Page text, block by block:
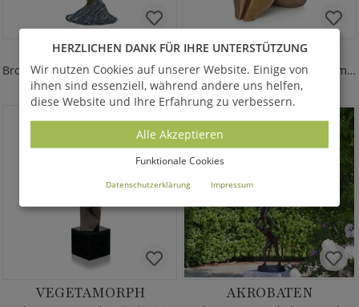
ELFORA
Bronzefrau mit flammenden Haaren
435,00 €*
MEDITIERENDE
Moderne Bronzefrau sitzt - limitiert
2.560,00 €*
VEGETAMORPH AKROBATEN
HERZLICHEN DANK FÜR IHRE UNTERSTÜTZUNG
Wir nutzen Cookies auf unserer Website. Einige von
ihnen sind essenziell, während andere uns helfen,
diese Website und Ihre Erfahrung zu verbessern.
Alle Akzeptieren
Funktionale Cookies
Datenschutzerklärung Impressum